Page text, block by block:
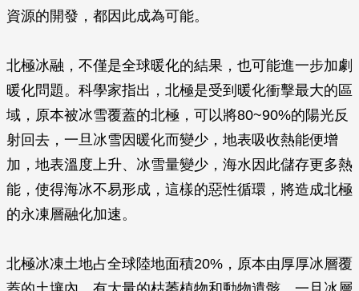
資源的開發，都因此成為可能。
北極冰融，不僅是全球暖化的結果，也可能進一步加劇
暖化問題。科學家指出，北極是受到暖化衝擊最大的區
域，原本被冰雪覆蓋的北極，可以將80~90%的陽光反
射回去，一旦冰雪因暖化而變少，地表吸收熱能便增
加，地表溫度上升、冰雪量變少，海水因此儲存更多熱
能，使得海冰不易形成，這樣的惡性循環，將造成北極
的永凍層融化加速。
北極冰凍土地占全球陸地面積20%，原本由厚厚冰層覆